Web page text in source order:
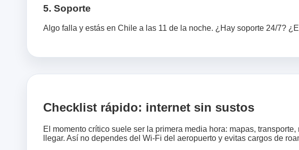
5. Soporte
Algo falla y estás en Chile a las 11 de la noche. ¿Hay soporte 24/7?
Checklist rápido: internet sin sustos
El momento crítico suele ser la primera media hora: mapas,
llegar. Así no dependes del Wi‑Fi del aeropuerto y evitas cargos de